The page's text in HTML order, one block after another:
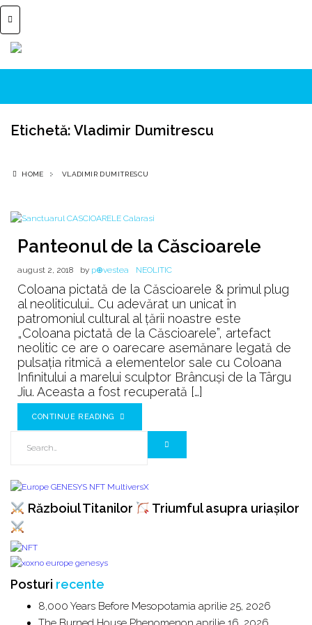
Etichetă: Vladimir Dumitrescu
HOME VLADIMIR DUMITRESCU
Panteonul de la Căscioarele
august 2, 2018 by p⊕vestea NEOLITIC
Coloana pictată de la Căscioarele & primul plug
al neoliticului… Cu adevărat un unicat în
patromoniul cultural al țării noastre este
„Coloana pictată de la Căscioarele”, artefact
neolitic ce are o oarecare asemănare legată de
pulsația ritmică a elementelor sale cu Coloana
Infinitului a marelui sculptor Brâncuși de la Târgu
Jiu. Aceasta a fost recuperată […]
CONTINUE READING
Războiul Titanilor Triumful asupra uriașilor
Posturi recente
8,000 Years Before Mesopotamia aprilie 25, 2026